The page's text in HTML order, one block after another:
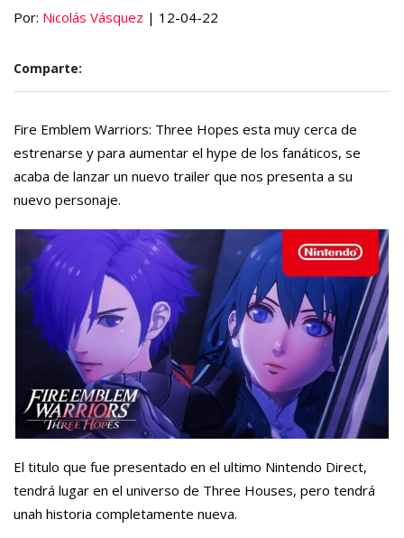
Por: Nicolás Vásquez | 12-04-22
Comparte:
Fire Emblem Warriors: Three Hopes esta muy cerca de
estrenarse y para aumentar el hype de los fanáticos, se
acaba de lanzar un nuevo trailer que nos presenta a su
nuevo personaje.
El titulo que fue presentado en el ultimo Nintendo Direct,
tendrá lugar en el universo de Three Houses, pero tendrá
unah historia completamente nueva.